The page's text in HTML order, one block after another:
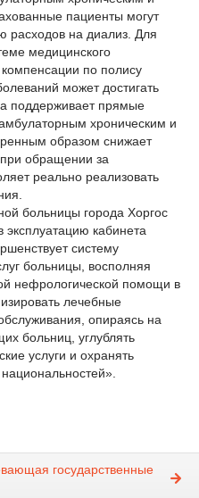
пациенты могут
расходов на диализ. Для
медицинского
по полису
может достигать
поддерживает прямые
хроническим и
образом снижает
обращении за
реально реализовать
больницы города Хоргос
кабинета
систему
больницы, восполняя
нефрологической помощи в
лечебные
опираясь на
больниц, углублять
услуги и охранять
государственные